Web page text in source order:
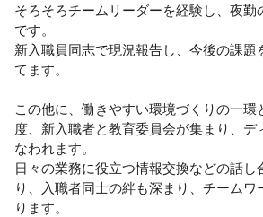
そろそろチームリーダーを経験し、夜勤
です。
新入職員同志で現況報告し、今後の課題
てます。
この他に、働きやすい環境づくりの一環
度、新入職者と教育委員会が集まり、デ
なわれます。
日々の業務に役立つ情報交換などの話し
り、入職者同士の絆も深まり、チーム
ります。